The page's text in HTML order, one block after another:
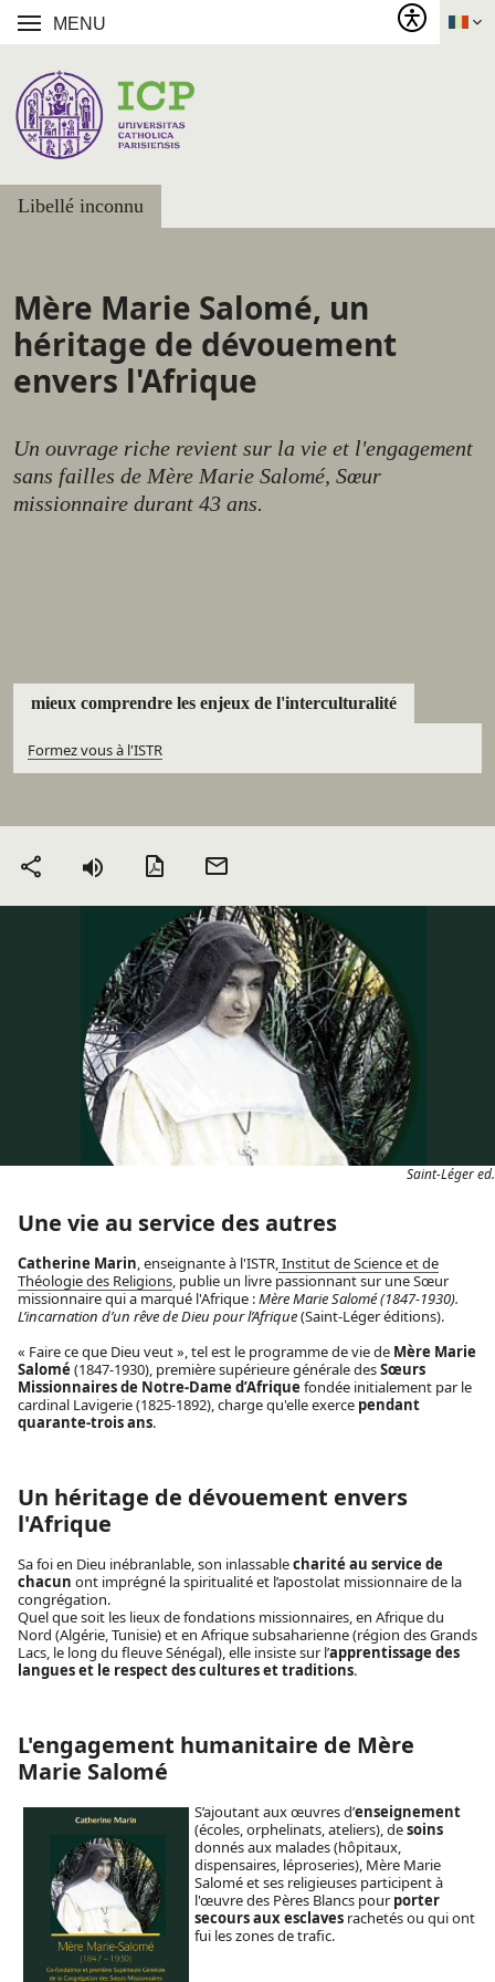
MENU
Libellé inconnu
Mère Marie Salomé, un
héritage de dévouement
envers l'Afrique
Un ouvrage riche revient sur la vie et l'engagement
sans failles de Mère Marie Salomé, Sœur
missionnaire durant 43 ans.
mieux comprendre les enjeux de l'interculturalité
Formez vous à l'ISTR
Partager Version PDF
Saint-Léger ed.
Une vie au service des autres
Catherine Marin , enseignante à l'ISTR, Institut de Science et de
Théologie des Religions , publie un livre passionnant sur une Sœur
missionnaire qui a marqué l'Afrique :Mère Marie Salomé (1847-1930).
L’incarnation d’un rêve de Dieu pour l’Afrique(Saint-Léger éditions).
« Faire ce que Dieu veut », tel est le programme de vie de Mère Marie
Salomé (1847-1930), première supérieure générale desSœurs
Missionnaires de Notre-Dame d’Afrique fondée initialement par le
cardinal Lavigerie (1825-1892), charge qu'elle exerce pendant
quarante-trois ans.
Un héritage de dévouement envers
l'Afrique
Sa foi en Dieu inébranlable, son inlassablecharité au service de
chacun ont imprégné la spiritualité et l’apostolat missionnaire de la
congrégation.
Quel que soit les lieux de fondations missionnaires, en Afrique du
Nord (Algérie, Tunisie) et en Afrique subsaharienne (région des Grands
Lacs, le long du fleuve Sénégal), elle insiste sur l’apprentissage des
langues et le respect des cultures et traditions.
L'engagement humanitaire de Mère
Marie Salomé
S’ajoutant aux œuvres d’enseignement
(écoles, orphelinats, ateliers), desoins
donnés aux malades (hôpitaux,
dispensaires, léproseries), Mère Marie
Salomé et ses religieuses participent à
l'œuvre des Pères Blancs pour porter
secours aux esclaves rachetés ou qui ont
fui les zones de trafic.